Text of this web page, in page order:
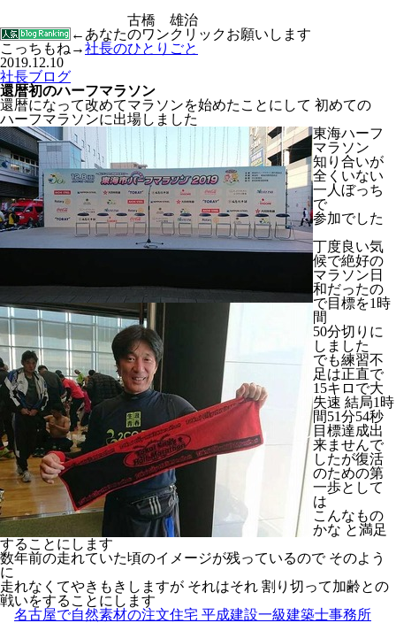
古橋 雄治
←あなたのワンクリックお願いします
こっちもね→社長のひとりごと
2019.12.10
社長ブログ
還暦初のハーフマラソン
還暦になって改めてマラソンを始めたことにして 初めての
ハーフマラソンに出場しました
東海ハーフ
マラソン
知り合いが
全くいない
一人ぼっち
で
参加でした
丁度良い気
候で絶好の
マラソン日
和だったの
で目標を1時
間
50分切りに
しました
でも練習不
足は正直で
15キロで大
失速 結局1時
間51分54秒
目標達成出
来ませんで
したが復活
のための第
一歩として
は
こんなもの
かな と満足
することにします
数年前の走れていた頃のイメージが残っているので そのよう
に
走れなくてやきもきしますが それはそれ 割り切って加齢との
戦いをすることにします
名古屋で自然素材の注文住宅 平成建設一級建築士事務所